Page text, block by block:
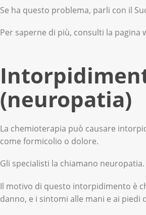
Se ha questo problema, parli con il
Per saperne di più, consulti la pagina
(neuropatia)
La chemioterapia può causare
come formicolio o dolore.
Gli specialisti la chiamano neuropatia.
Il motivo di questo intorpidimento è
danno, e i sintomi alle mani e ai